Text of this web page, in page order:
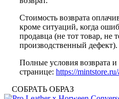
Стоимость возврата
кроме ситуаций, когда
продавца (не тот товар, не
производственный дефект).
Полные условия возврата
странице: https://
СОБРАТЬ ОБРАЗ